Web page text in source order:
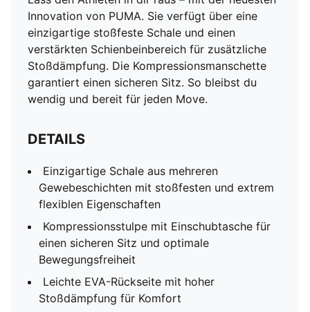
Innovation von PUMA. Sie verfügt über eine
einzigartige stoßfeste Schale und einen
verstärkten Schienbeinbereich für zusätzliche
Stoßdämpfung. Die Kompressionsmanschette
garantiert einen sicheren Sitz. So bleibst du
wendig und bereit für jeden Move.
DETAILS
Einzigartige Schale aus mehreren
Gewebeschichten mit stoßfesten und extrem
flexiblen Eigenschaften
Kompressionsstulpe mit Einschubtasche für
einen sicheren Sitz und optimale
Bewegungsfreiheit
Leichte EVA-Rückseite mit hoher
Stoßdämpfung für Komfort